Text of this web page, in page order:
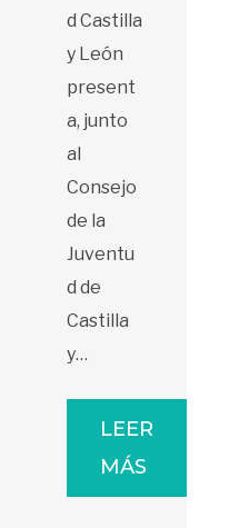
d Castilla
y León
present
a, junto
al
Consejo
de la
Juventu
d de
Castilla
y…
LEER
MÁS